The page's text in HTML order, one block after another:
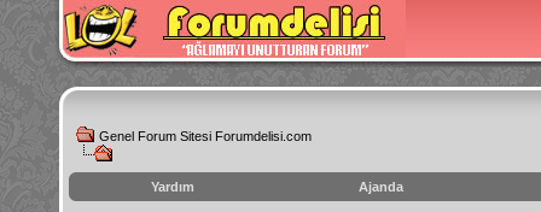
Genel Forum Sitesi Forumdelisi.com
Yardım Ajanda